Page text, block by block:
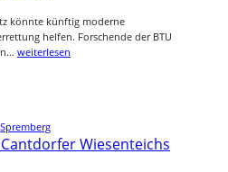
könnte künftig moderne
helfen. Forschende der BTU
weiterlesen
Spremberg